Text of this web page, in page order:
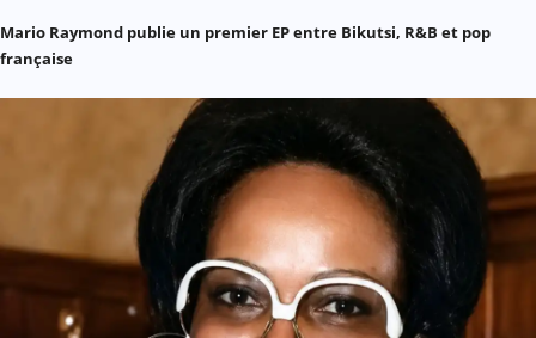
Mario Raymond publie un premier EP entre Bikutsi, R&B et pop
française